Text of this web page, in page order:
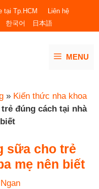
tại Tp.HCM
Liên hệ
한국어 日本語
MENU
» Kiến thức nha khoa
đúng cách tại nhà
sữa cho trẻ
mẹ nên biết